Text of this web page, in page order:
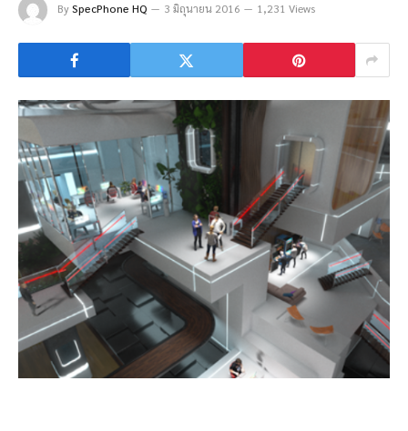
BySpecPhone HQ 3 มิถุนายน 2016 1,231 Views